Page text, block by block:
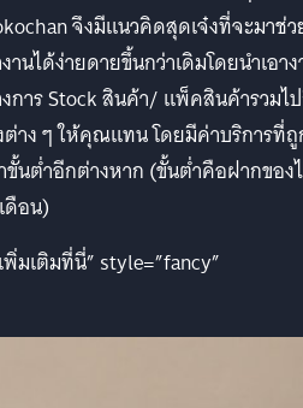
จึงมีแนวคิดสุดเจ๋งที่จะมาช่
นได้ง่ายดายขึ้นกว่าเดิมโดยนำเอา
การ Stock สินค้า/ แพ็คสินค้ารวมไ
าง ๆ ให้คุณแทน โดยมีค่าบริการที่
ขั้นต่ำอีกต่างหาก (ขั้นต่ำคือฝากของ
ดือน)
มเติมที่นี่” style=”fancy”